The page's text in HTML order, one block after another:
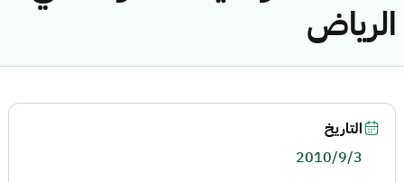
الرياض
التاريخ
2010/9/3